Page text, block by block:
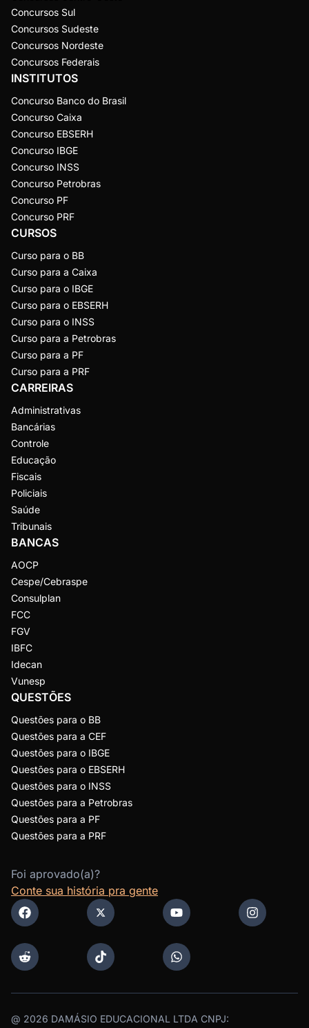
Concursos Sul
Concursos Sudeste
Concursos Nordeste
Concursos Federais
INSTITUTOS
Concurso Banco do Brasil
Concurso Caixa
Concurso EBSERH
Concurso IBGE
Concurso INSS
Concurso Petrobras
Concurso PF
Concurso PRF
CURSOS
Curso para o BB
Curso para a Caixa
Curso para o IBGE
Curso para o EBSERH
Curso para o INSS
Curso para a Petrobras
Curso para a PF
Curso para a PRF
CARREIRAS
Administrativas
Bancárias
Controle
Educação
Fiscais
Policiais
Saúde
Tribunais
BANCAS
AOCP
Cespe/Cebraspe
Consulplan
FCC
FGV
IBFC
Idecan
Vunesp
QUESTÕES
Questões para o BB
Questões para a CEF
Questões para o IBGE
Questões para o EBSERH
Questões para o INSS
Questões para a Petrobras
Questões para a PF
Questões para a PRF
Foi aprovado(a)?
Conte sua história pra gente
@ 2026 DAMÁSIO EDUCACIONAL LTDA CNPJ: